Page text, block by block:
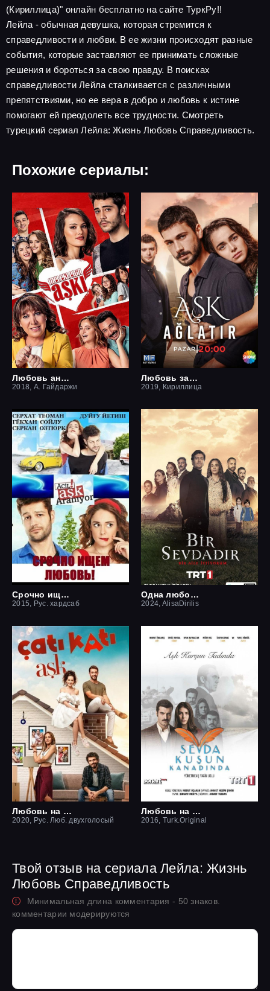
(Кириллица)" онлайн бесплатно на сайте ТуркРу!!
Лейла - обычная девушка, которая стремится к
справедливости и любви. В ее жизни происходят разные
события, которые заставляют ее принимать сложные
решения и бороться за свою правду. В поисках
справедливости Лейла сталкивается с различными
препятствиями, но ее вера в добро и любовь к истине
помогают ей преодолеть все трудности. Смотреть
турецкий сериал Лейла: Жизнь Любовь Справедливость.
Похожие сериалы:
Любовь ангелов
2018, А. Гайдаржи
Любовь заставит плакать
2019, Кириллица
Срочно ищем любовь
2015, Рус. хардсаб
Одна любовь
2024, AlisaDirilis
Любовь на крыше / Чердак любви
2020, Рус. Люб. двухголосый
Любовь на крыльях птицы
2016, Turk.Original
Твой отзыв на сериала Лейла: Жизнь
Любовь Справедливость
Минимальная длина комментария - 50 знаков.
комментарии модерируются